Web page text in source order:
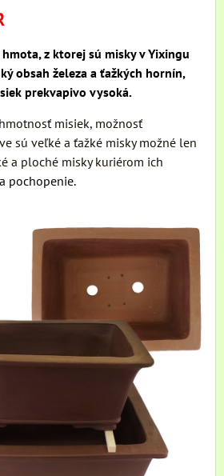
z ktorej sú misky v Yixingu
obsah železa a ťažkých hornín,
prekvapivo vysoká.
misiek, možnosť
sú veľké a ťažké misky možné len
a ploché misky kuriérom ich
pochopenie.